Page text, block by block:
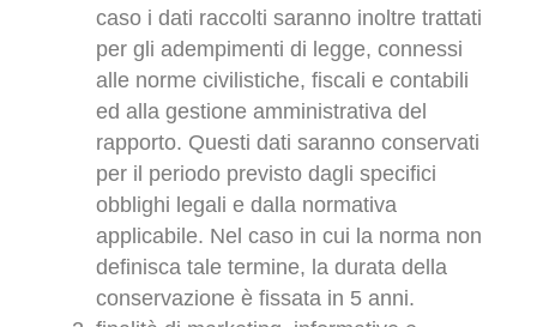
caso i dati raccolti saranno inoltre trattati
per gli adempimenti di legge, connessi
alle norme civilistiche, fiscali e contabili
ed alla gestione amministrativa del
rapporto. Questi dati saranno conservati
per il periodo previsto dagli specifici
obblighi legali e dalla normativa
applicabile. Nel caso in cui la norma non
definisca tale termine, la durata della
conservazione è fissata in 5 anni.